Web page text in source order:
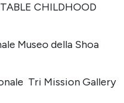
CHILDHOOD
Museo della Shoa
Tri Mission Gallery